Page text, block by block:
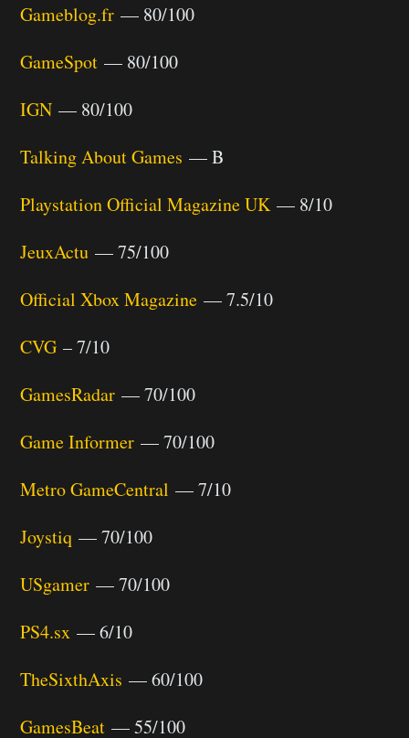
Gameblog.fr — 80/100
GameSpot — 80/100
IGN — 80/100
Talking About Games — B
Playstation Official Magazine UK— 8/10
JeuxActu — 75/100
Official Xbox Magazine — 7.5/10
CVG – 7/10
GamesRadar — 70/100
Game Informer — 70/100
Metro GameCentral — 7/10
Joystiq — 70/100
USgamer — 70/100
PS4.sx — 6/10
TheSixthAxis — 60/100
GamesBeat — 55/100